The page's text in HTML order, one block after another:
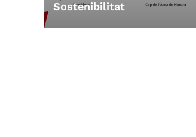
Sostenibilitat